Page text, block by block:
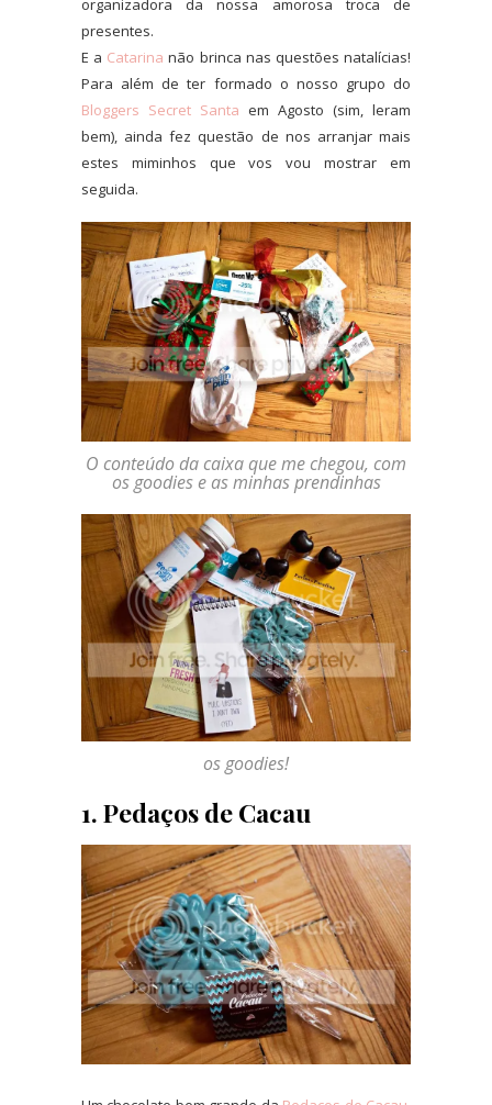
organizadora da nossa amorosa troca de
presentes.
E a Catarina não brinca nas questões natalícias!
Para além de ter formado o nosso grupo do
Bloggers Secret Santa em Agosto (sim, leram
bem), ainda fez questão de nos arranjar mais
estes miminhos que vos vou mostrar em
seguida.
O conteúdo da caixa que me chegou, com
os goodies e as minhas prendinhas
os goodies!
1. Pedaços de Cacau